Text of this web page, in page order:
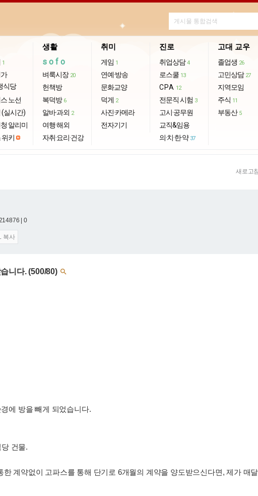
1
식당
노선
(실시간)
알리미
위키
생활
sofo
벼룩시장 20
헌책방
복덕방 6
알바·과외 2
여행·해외
자취·요리·건강
취미
게임 1
연예·방송
문화교양
덕게 2
사진·카메라
전자기기
진로
취업상담 4
로스쿨 13
CPA 12
전문직 시험 3
고시·공무원
교직&임용
의·치·한·약 37
고대 교우
졸업생 26
고민상담 27
지역모임
주식 11
부동산 5
새로고침
| 0
복사
니다. (500/80) 
에 방을 빼게 되었습니다.
건물.
계약없이 고파스를 통해 단기로 6개월의 계약을 양도받으신다면, 제가 매